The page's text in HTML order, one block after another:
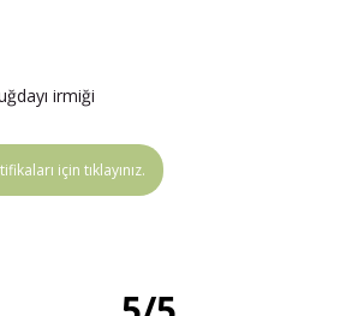
irmiği
için tıklayınız.